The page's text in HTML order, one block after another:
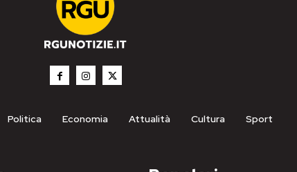
Politica Economia Attualità Cultura Sport